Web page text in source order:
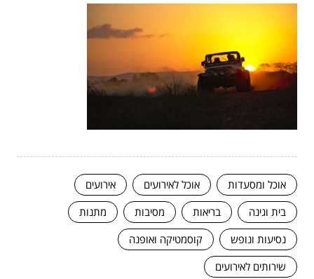
אוכל ומסעדות אוכל לאירועים
אירועים
בית וגינה
בריאות מסיבות
מתנות
נסיעות ונופש
קוסמטיקה ואופנה
שירותים לאירועים